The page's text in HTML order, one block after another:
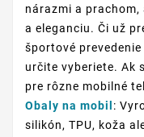
nárazmi a prachom,
a eleganciu. Či už
športové
určite vyberiete. Ak
pre rôzne mobilné
Obaly na mobil :
silikón, TPU, koža